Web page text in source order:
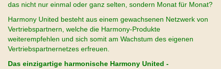
das nicht nur einmal oder ganz selten, sondern Monat für Monat?
Harmony United besteht aus einem gewachsenen Netzwerk von
Vertriebspartnern, welche die Harmony-Produkte
weiterempfehlen und sich somit am Wachstum des eigenen
Vertriebspartnernetzes erfreuen.
Das einzigartige harmonische Harmony United -